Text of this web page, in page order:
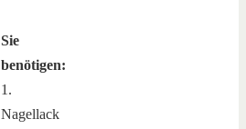
Sie
benötigen:
1.
Nagellack